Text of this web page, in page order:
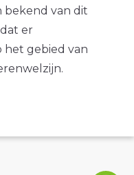
bekend van dit
er
het gebied van